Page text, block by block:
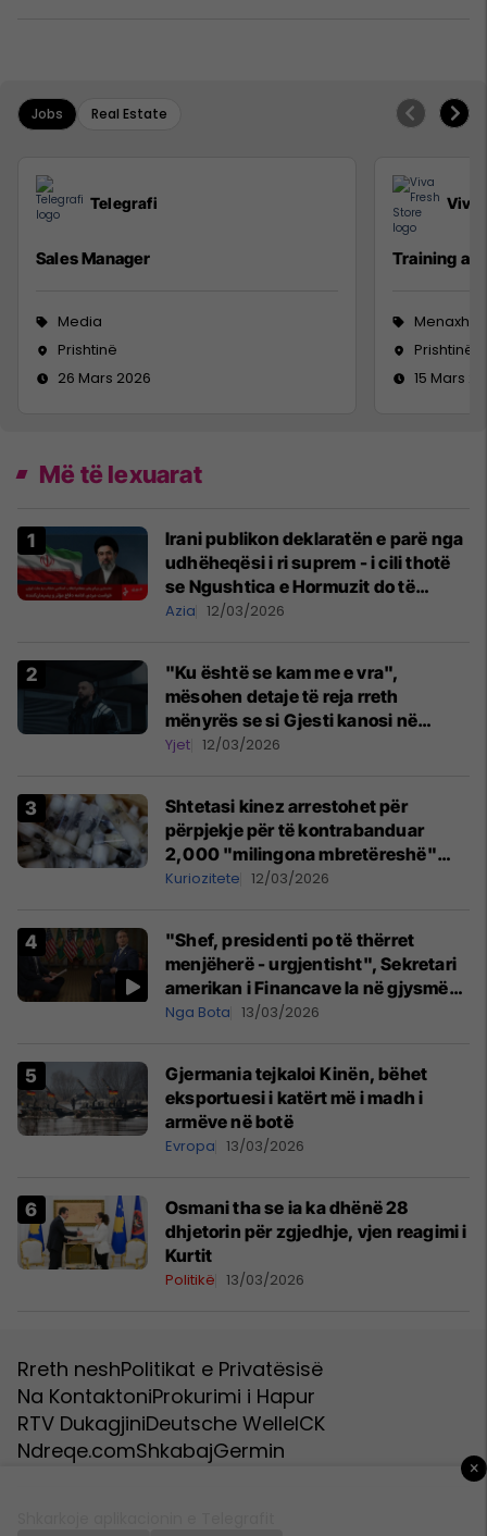
Jobs Real Estate
Telegrafi
Sales Manager
Media
Prishtinë
26 Mars 2026
Viva
Training
Prishtinë
15 Mars
Më të lexuarat
Irani publikon deklaratën e parë nga
udhëheqësi i ri suprem - i cili thotë
se Ngushtica e Hormuzit do të
mbetet e mbyllur
Azia 12/03/2026
"Ku është se kam me e vra",
mësohen detaje të reja rreth
mënyrës se si Gjesti kanosi në
studion e Onimas
Yjet 12/03/2026
Shtetasi kinez arrestohet për
përpjekje për të kontrabanduar
2,000 "milingona mbretëreshë"
nga Kenia
Kuriozitete 12/03/2026
"Shef, presidenti po të thërret
menjëherë - urgjentisht", Sekretari
amerikan i Financave la në gjysmë
intervistën
Nga Bota 13/03/2026
Gjermania tejkaloi Kinën, bëhet
eksportuesi i katërt më i madh i
armëve në botë
Evropa 13/03/2026
Osmani tha se ia ka dhënë 28
dhjetorin për zgjedhje, vjen reagimi i
Kurtit
Politikë 13/03/2026
Rreth neshPolitikat e Privatësisë
Na KontaktoniProkurimi i Hapur
RTV DukagjiniDeutsche WelleICK
Ndreqe.comShkabajGermin
×